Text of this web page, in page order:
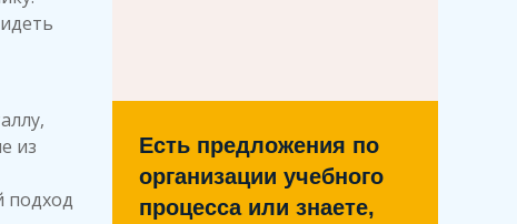
из
подход
Есть предложения по
организации учебного
процесса или знаете,